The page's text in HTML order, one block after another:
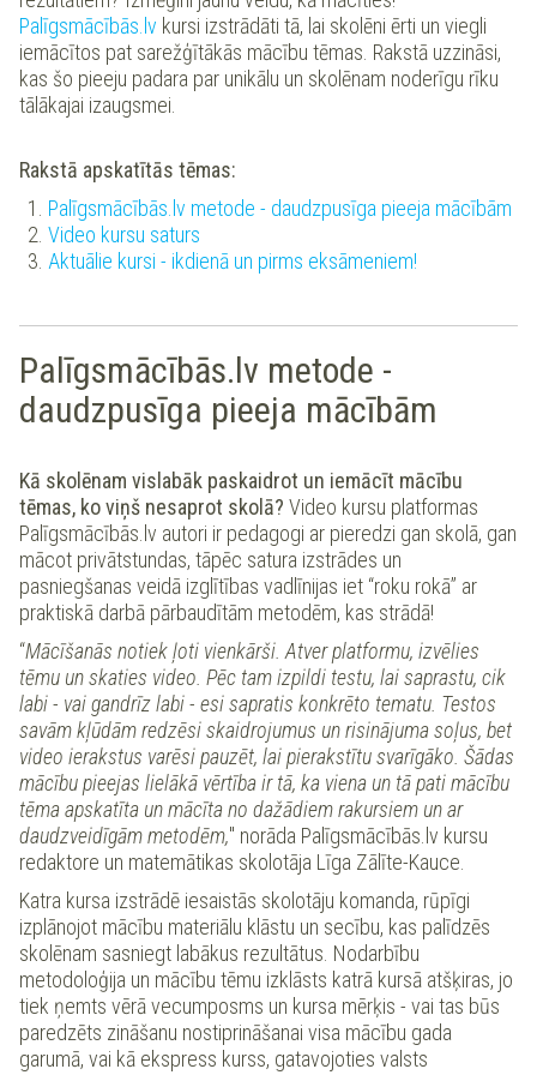
Palīgsmācībās.lv kursi izstrādāti tā, lai skolēni ērti un viegli
iemācītos pat sarežģītākās mācību tēmas. Rakstā uzzināsi,
kas šo pieeju padara par unikālu un skolēnam noderīgu rīku
tālākajai izaugsmei.
Rakstā apskatītās tēmas:
Palīgsmācībās.lv metode - daudzpusīga pieeja mācībām
Video kursu saturs
Aktuālie kursi - ikdienā un pirms eksāmeniem!
Palīgsmācībās.lv metode -
daudzpusīga pieeja mācībām
Kā skolēnam vislabāk paskaidrot un iemācīt mācību
tēmas, ko viņš nesaprot skolā? Video kursu platformas
Palīgsmācībās.lv autori ir pedagogi ar pieredzi gan skolā, gan
mācot privātstundas, tāpēc satura izstrādes un
pasniegšanas veidā izglītības vadlīnijas iet “roku rokā” ar
praktiskā darbā pārbaudītām metodēm, kas strādā!
“Mācīšanās notiek ļoti vienkārši. Atver platformu, izvēlies
tēmu un skaties video. Pēc tam izpildi testu, lai saprastu, cik
labi - vai gandrīz labi - esi sapratis konkrēto tematu. Testos
savām kļūdām redzēsi skaidrojumus un risinājuma soļus, bet
video ierakstus varēsi pauzēt, lai pierakstītu svarīgāko. Šādas
mācību pieejas lielākā vērtība ir tā, ka viena un tā pati mācību
tēma apskatīta un mācīta no dažādiem rakursiem un ar
daudzveidīgām metodēm," norāda Palīgsmācībās.lv kursu
redaktore un matemātikas skolotāja Līga Zālīte-Kauce.
Katra kursa izstrādē iesaistās skolotāju komanda, rūpīgi
izplānojot mācību materiālu klāstu un secību, kas palīdzēs
skolēnam sasniegt labākus rezultātus. Nodarbību
metodoloģija un mācību tēmu izklāsts katrā kursā atšķiras, jo
tiek ņemts vērā vecumposms un kursa mērķis - vai tas būs
paredzēts zināšanu nostiprināšanai visa mācību gada
garumā, vai kā ekspress kurss, gatavojoties valsts